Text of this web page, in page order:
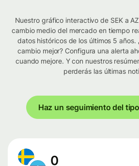
Nuestro gráfico interactivo de SEK a
cambio medio del mercado en tiempo
datos históricos de los últimos 5 años.
cambio mejor? Configura una alerta
cuando mejore. Y con nuestros
perderás las últimas
Haz un seguimiento del
0